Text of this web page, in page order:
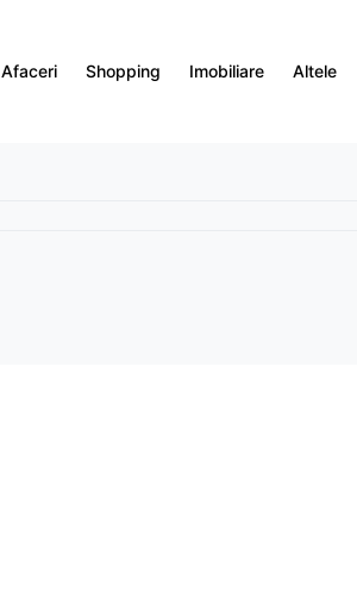
Afaceri Shopping Imobiliare Altele